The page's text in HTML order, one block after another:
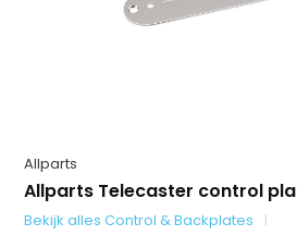
Allparts
Allparts Telecaster control
Bekijk alles Control & Backplates